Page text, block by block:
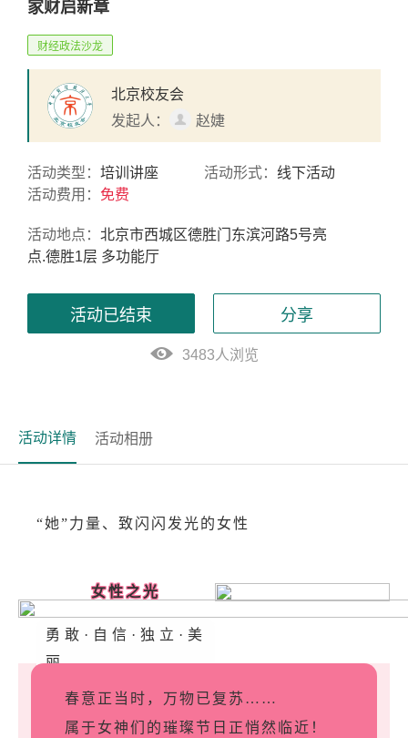
家财启新章
财经政法沙龙
北京校友会
发起人：
赵婕
活动类型： 培训讲座 活动形式： 线下活动
活动费用： 免费
活动地点： 北京市西城区德胜门东滨河路5号亮
点.德胜1层 多功能厅
活动已结束 分享
3483人浏览
活动详情 活动相册
“她”力量、致闪闪发光的女性
女性之光
勇敢·自信·独立·美
丽
春意正当时，万物已复苏……
属于女神们的璀璨节日正悄然临近！